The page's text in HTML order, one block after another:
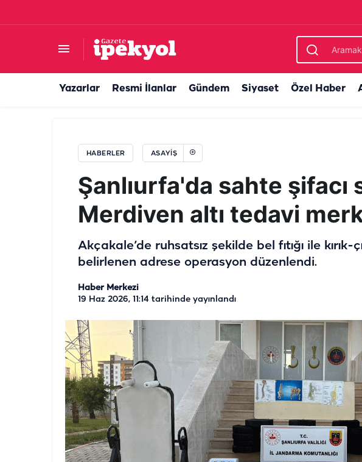
Yazarlar Resmi İlanlar Gündem Siyaset Özel Haber
HABERLER ASAYIŞ
Şanlıurfa'da sahte şifacı
Merdiven altı tedavi
Akçakale’de ruhsatsız şekilde bel fıtığı ile kırık-
belirlenen adrese operasyon düzenlendi.
Haber Merkezi
19 Haz 2026, 11:14 tarihinde yayınlandı